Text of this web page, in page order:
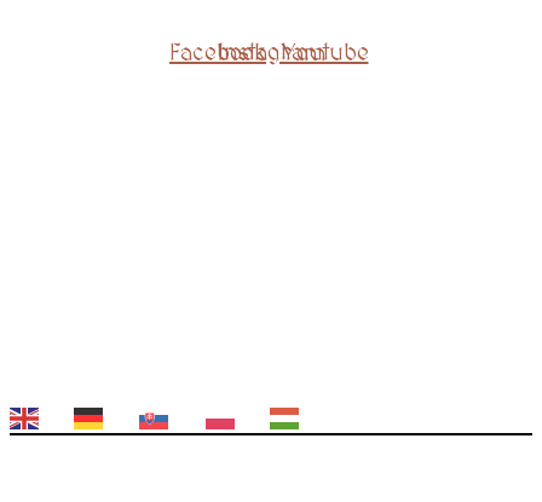
FacebookInstagramYoutube